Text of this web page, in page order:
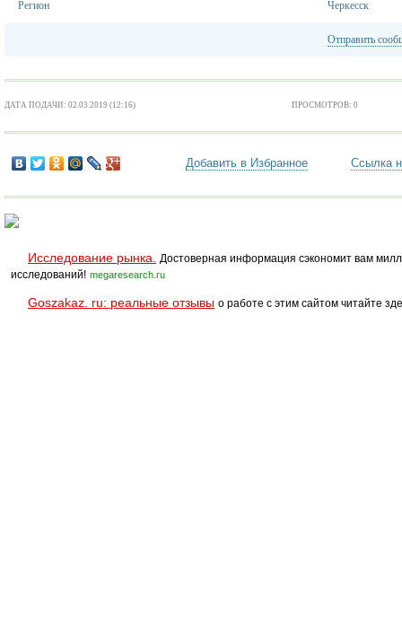
Регион Черкесск
Отправить
ДАТА ПОДАЧИ: 02.03.2019 (12:16) ПРОСМОТРОВ: 0
Добавить в Избранное Ссылка
Исследование рынка.
Достоверная информация сэкономит вам
исследований! megaresearch.ru
Goszakaz. ru: реальные отзывы о работе с этим сайтом читайте